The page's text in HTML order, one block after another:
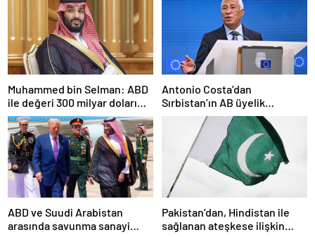
Muhammed bin Selman: ABD
ile değeri 300 milyar doları
aşan anlaşmalar imzaladık
Antonio Costa’dan
Sırbistan’ın AB üyelik
sürecine ilişkin açıklama
ABD ve Suudi Arabistan
arasında savunma sanayi
Pakistan’dan, Hindistan ile
sağlanan ateşkese ilişkin